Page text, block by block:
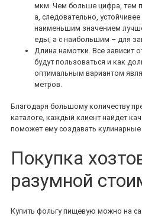
мкм. Чем больше цифра, тем
а, следовательно,
наименьшим значением
еды, а с наибольшим – для
Длина намотки. Все зависит
будут пользоваться и как
оптимальным вариантом
метров.
Благодаря большому количеству
каталоге, каждый клиент найдет
поможет ему создавать
Покупка
разумной
Купить фольгу пищевую можно на